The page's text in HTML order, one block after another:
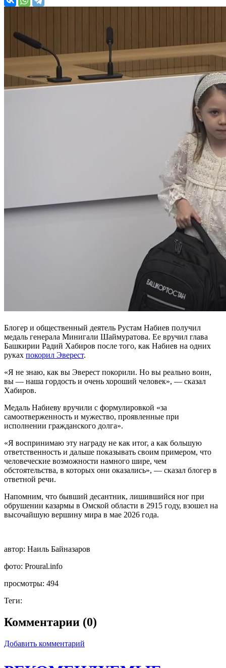
Блогер и общественный деятель Рустам Набиев получил
медаль генерала Минигали Шаймуратова. Ее вручил глава
Башкирии Радий Хабиров после того, как Набиев на одних
руках покорил Эверест.
«Я не знаю, как вы Эверест покорили. Но вы реально воин,
вы — наша гордость и очень хороший человек», — сказал
Хабиров.
Медаль Набиеву вручили с формулировкой «за
самоотверженность и мужество, проявленные при
исполнении гражданского долга».
«Я воспринимаю эту награду не как итог, а как большую
ответственность и дальше показывать своим примером, что
человеческие возможности намного шире, чем
обстоятельства, в которых они оказались», — сказал блогер в
ответной речи.
Напомним, что бывший десантник, лишившийся ног при
обрушении казармы в Омской области в 2915 году, взошел на
высочайшую вершину мира в мае 2026 года.
автор: Наиль Байназаров
фото: Proural.info
просмотры: 494
Теги:
Комментарии (0)
Добавить комментарий